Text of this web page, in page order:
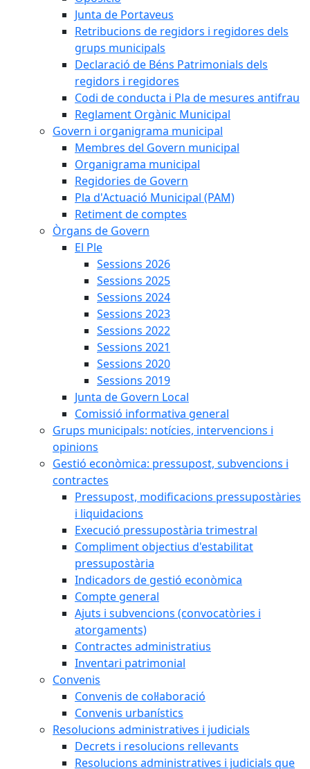
Junta de Portaveus
Retribucions de regidors i regidores dels
grups municipals
Declaració de Béns Patrimonials dels
regidors i regidores
Codi de conducta i Pla de mesures antifrau
Reglament Orgànic Municipal
Govern i organigrama municipal
Membres del Govern municipal
Organigrama municipal
Regidories de Govern
Pla d'Actuació Municipal (PAM)
Retiment de comptes
Òrgans de Govern
El Ple
Sessions 2026
Sessions 2025
Sessions 2024
Sessions 2023
Sessions 2022
Sessions 2021
Sessions 2020
Sessions 2019
Junta de Govern Local
Comissió informativa general
Grups municipals: notícies, intervencions i
opinions
Gestió econòmica: pressupost, subvencions i
contractes
Pressupost, modificacions pressupostàries
i liquidacions
Execució pressupostària trimestral
Compliment objectius d'estabilitat
pressupostària
Indicadors de gestió econòmica
Compte general
Ajuts i subvencions (convocatòries i
atorgaments)
Contractes administratius
Inventari patrimonial
Convenis
Convenis de col·laboració
Convenis urbanístics
Resolucions administratives i judicials
Decrets i resolucions rellevants
Resolucions administratives i judicials que